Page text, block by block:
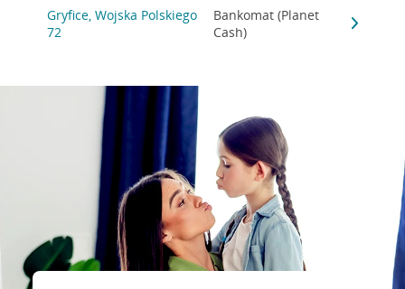
Gryfice, Wojska Polskiego
72
Bankomat (Planet
Cash)